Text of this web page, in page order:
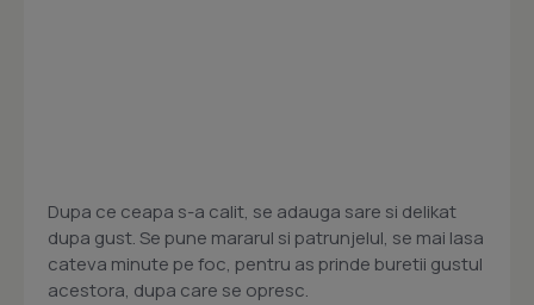
Dupa ce ceapa s-a calit, se adauga sare si delikat
dupa gust. Se pune mararul si patrunjelul, se mai lasa
cateva minute pe foc, pentru as prinde buretii gustul
acestora, dupa care se opresc.